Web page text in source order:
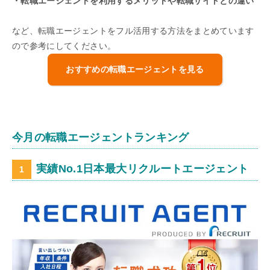
など、転職エージェントをフル活用する方法をまとめています
ので参考にしてください。
おすすめの転職エージェントを見る
今月の転職エージェントランキング
実績No.1日本最大リクルートエージェント